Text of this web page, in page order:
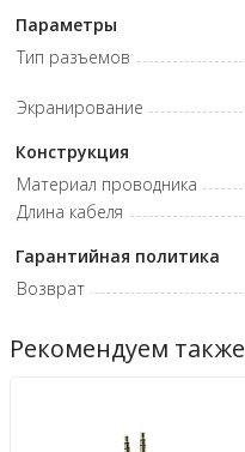
Параметры
Тип разъемов
Экранирование
Конструкция
Материал проводника
Длина кабеля
Гарантийная политика
Возврат
Рекомендуем также